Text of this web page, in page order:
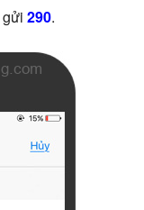
gửi 290.